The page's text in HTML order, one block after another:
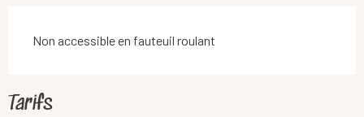
Non accessible en fauteuil roulant
Tarifs